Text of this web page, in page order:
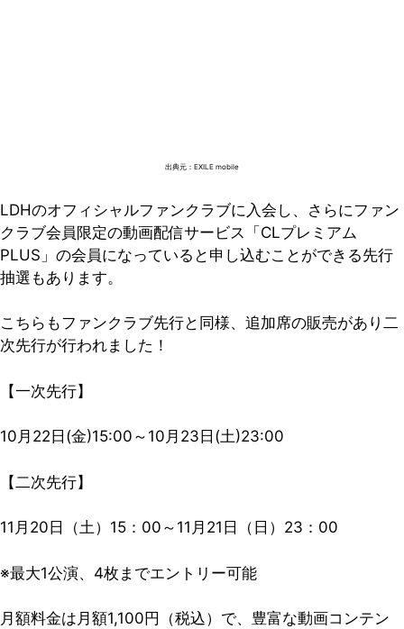
出典元：EXILE mobile
LDHのオフィシャルファンクラブに入会し、さらにファン
クラブ会員限定の動画配信サービス「CLプレミアム
PLUS」の会員になっていると申し込むことができる先行
抽選もあります。
こちらもファンクラブ先行と同様、追加席の販売があり二
次先行が行われました！
【一次先行】
10月22日(金)15:00～10月23日(土)23:00
【二次先行】
11月20日（土）15：00～11月21日（日）23：00
※最大1公演、4枚までエントリー可能
月額料金は月額1,100円（税込）で、豊富な動画コンテン